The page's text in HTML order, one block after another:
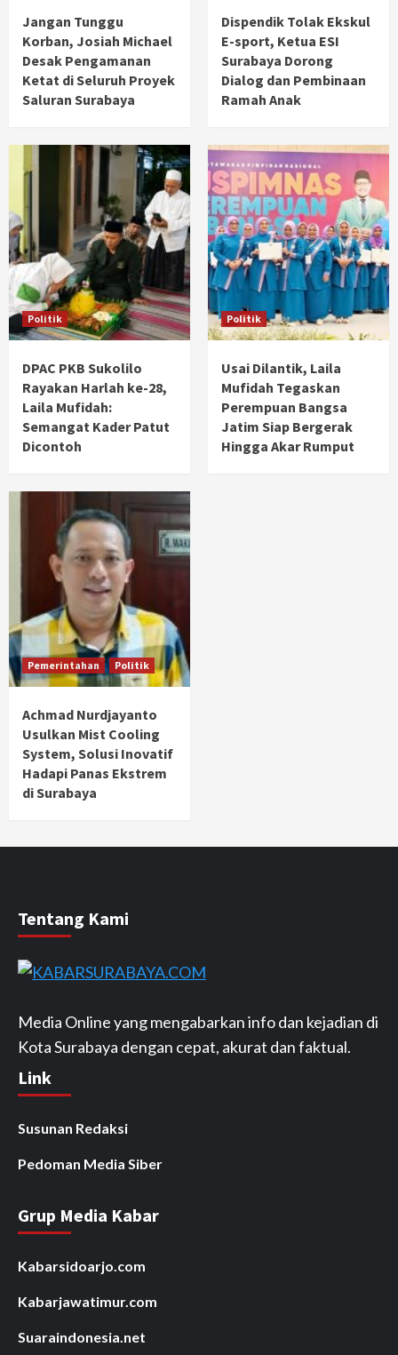
Jangan Tunggu
Korban, Josiah Michael
Desak Pengamanan
Ketat di Seluruh Proyek
Saluran Surabaya
Dispendik Tolak Ekskul
E-sport, Ketua ESI
Surabaya Dorong
Dialog dan Pembinaan
Ramah Anak
Politik
DPAC PKB Sukolilo
Rayakan Harlah ke-28,
Laila Mufidah:
Semangat Kader Patut
Dicontoh
Politik
Usai Dilantik, Laila
Mufidah Tegaskan
Perempuan Bangsa
Jatim Siap Bergerak
Hingga Akar Rumput
Pemerintahan Politik
Achmad Nurdjayanto
Usulkan Mist Cooling
System, Solusi Inovatif
Hadapi Panas Ekstrem
di Surabaya
Tentang Kami
Media Online yang mengabarkan info dan kejadian di
Kota Surabaya dengan cepat, akurat dan faktual.
Link
Susunan Redaksi
Pedoman Media Siber
Grup Media Kabar
Kabarsidoarjo.com
Kabarjawatimur.com
Suaraindonesia.net